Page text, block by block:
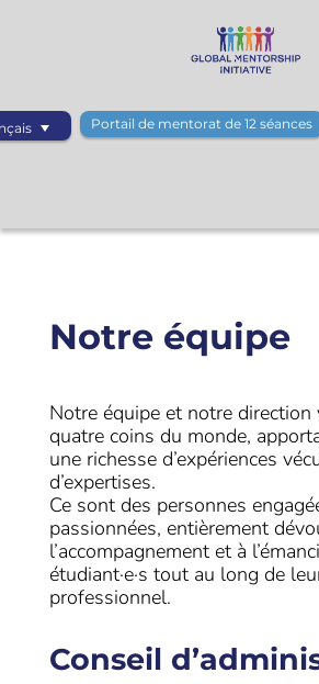
Portail de mentorat de 12 séances
Notre équipe
Notre équipe et notre direction
quatre coins du monde,
une richesse d’expériences
d’expertises.
Ce sont des personnes
passionnées, entièrement
l’accompagnement et à
étudiant·e·s tout au long de
professionnel.
Conseil